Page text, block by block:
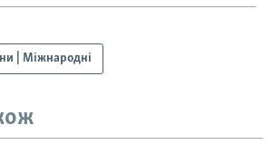
| Міжнародні